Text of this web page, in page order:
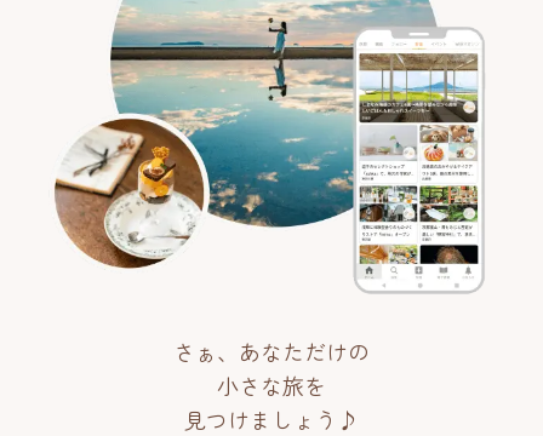
さぁ、あなただけの
小さな旅を
見つけましょう♪